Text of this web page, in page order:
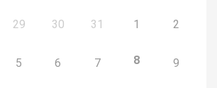
29 30 31 1 2
5 6 7 8 9